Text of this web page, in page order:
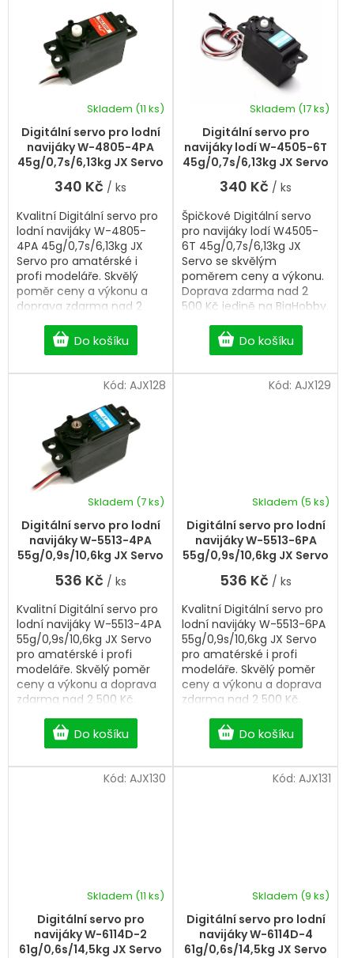
Digitální servo pro lodní
navijáky W-4805-4PA
45g/0,7s/6,13kg JX Servo
hodnocení
produktu
je
hvězdiček.
Skladem (11 ks)
340 Kč / ks
Do košíku
Kvalitní Digitální servo pro
lodní navijáky W-4805-
4PA 45g/0,7s/6,13kg JX
Servo pro amatérské i
profi modeláře. Skvělý
poměr ceny a výkonu a
doprava zdarma nad 2
sail winch servo.
Digitální servo pro
navijáky lodí W-4505-6T
45g/0,7s/6,13kg JX Servo
Skladem (17 ks)
340 Kč / ks
Do košíku
Špičkové Digitální servo
pro navijáky lodí W4505-
6T 45g/0,7s/6,13kg JX
Servo se skvělým
poměrem ceny a výkonu.
Doprava zdarma nad 2
500 Kč jedině na BigHobby.
winch servo.
Digitální servo pro lodní
navijáky W-5513-4PA
55g/0,9s/10,6kg JX Servo
Skladem (7 ks)
536 Kč / ks
Do košíku
Kvalitní Digitální servo pro
lodní navijáky W-5513-4PA
55g/0,9s/10,6kg JX Servo
pro amatérské i profi
modeláře. Skvělý poměr
ceny a výkonu a doprava
zdarma nad 2 500 Kč.
Professional Digital sail
winch servo.
Kód: AJX128
Digitální servo pro lodní
navijáky W-5513-6PA
55g/0,9s/10,6kg JX Servo
Skladem (5 ks)
536 Kč / ks
Do košíku
Kvalitní Digitální servo pro
lodní navijáky W-5513-6PA
55g/0,9s/10,6kg JX Servo
pro amatérské i profi
modeláře. Skvělý poměr
ceny a výkonu a doprava
zdarma nad 2 500 Kč.
Professional Digital sail
winch servo.
Kód: AJX129
Digitální servo pro
navijáky W-6114D-2
61g/0,6s/14,5kg JX Servo
Skladem (11 ks)
Kód: AJX130
Digitální servo pro lodní
navijáky W-6114D-4
61g/0,6s/14,5kg JX Servo
Skladem (9 ks)
Kód: AJX131